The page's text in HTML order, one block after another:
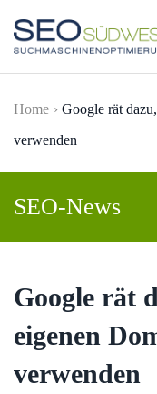
Skip to main
Home
Google rät
verwenden
SEO-News
Google rät
eigenen
verwenden